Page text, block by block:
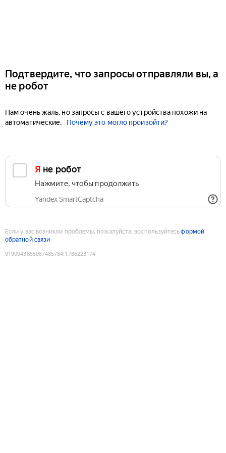
Подтвердите, что запросы отправляли вы, а
не робот
Нам очень жаль, но запросы с вашего устройства похожи на
автоматические.
Почему это могло произойти?
Я не робот
Нажмите, чтобы продолжить
Yandex SmartCaptcha
Если у вас возникли проблемы, пожалуйста, воспользуйтесьформой
обратной связи
9190943655087485784:1786223174